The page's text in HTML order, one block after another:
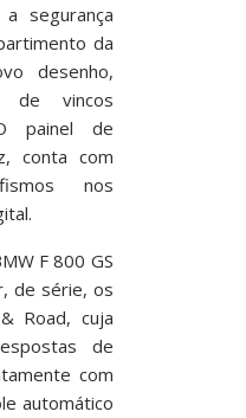
a segurança
da
desenho,
de vincos
painel de
conta com
nos
F 800 GS
de série, os
Road, cuja
de
com
automático